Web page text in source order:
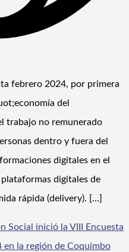
febrero 2024, por primera
del
trabajo no remunerado
dentro y fuera del
digitales en el
digitales de
rápida (delivery). […]
Social inició la VIII Encuesta
la región de Coquimbo